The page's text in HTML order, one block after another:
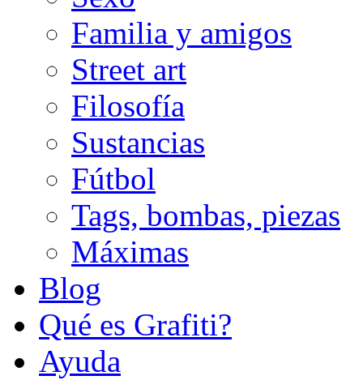
Familia y amigos
Street art
Filosofía
Sustancias
Fútbol
Tags, bombas, piezas
Máximas
Blog
Qué es Grafiti?
Ayuda